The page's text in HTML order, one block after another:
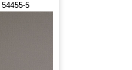
54455-5